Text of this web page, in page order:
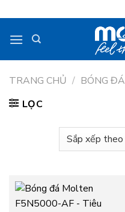
qua
TRANG CHỦ / BÓNG ĐÁ
LỌC